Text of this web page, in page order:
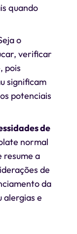
quando
o
verificar
pois
significam
potenciais
de
normal
resume a
de
da
alergias e